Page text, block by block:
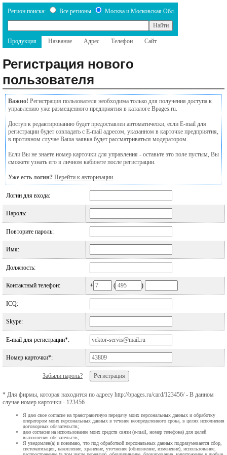
Регион поиска: Все регионы Москва и Московская Обл.
Продукция Название Адрес Телефон Сайт
Регистрация нового
пользователя
Важно! Регистрация пользователя необходима только для получения доступа к
управлению уже размещенного предприятия в каталоге Bpages.ru.
Доступ к редактированию будет предоставлен автоматически, если E-mail для
регистрации будет совпадать с E-mail адресом, указанном в карточке предприятия,
в противном случае Ваша заявка будет рассматриваться модератором.
Если Вы не знаете номер карточки для управления - оставьте это поле пустым, Вы
сможете узнать его в личном кабинете после регистрации.
Уже есть логин? Перейти к авторизации
Логин для входа:
Пароль:
Повторите пароль:
Имя:
Должность:
Контактный телефон: + ( )
ICQ:
Skype:
E-mail для регистрации*:
Номер карточки*:
Забыли пароль?
* Для фирмы, которая находится по адресу http://bpages.ru/card/123456/ - В данном
случае номер карточки - 123456
Я даю свое согласие на трансграничную передачу моих персональных данных и обработку
оператором моих персональных данных в течение неопределенного срока, в целях исполнения
договорных обязательств;
даю согласие на использование моих средств связи (e-mail, номер телефона) для целей
выполнения обязательств;
Я уведомлен(а) и понимаю, что под обработкой персональных данных подразумевается сбор,
систематизация, накопление, хранение, уточнение (обновление, изменение), использование,